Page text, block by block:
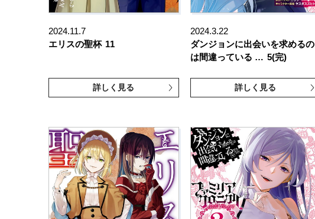
2024.11.7
エリスの聖杯 11
詳しく見る
2024.3.22
ダンジョンに出会いを求めるの
は間違っている … 5(完)
詳しく見る